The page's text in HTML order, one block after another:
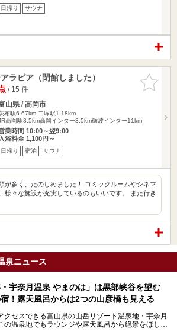
日帰り サウナ
お気に入
りに追加
ラピア（閉館しました）
/ 15 件
山県 / 高岡市
布駅6.67km 二塚駅1.18km
高岡駅3.5km高岡インター3.5km砺波インター11km
業時間 10:00～翌9:00
入浴料金 1,100円～
日帰り 宿泊 サウナ
が多く、たのしめました！ コミックルームやシネマ
様々な施設が充実しているのもいいです。 また行き
泉ニュース
・宇奈月温泉 やまのは」は黒部峡谷を望む
！露天風呂からは2つの山彦橋も見える
クセスできる富山県の山岳リゾート温泉地・宇奈月
の温泉地でもラウンジや露天風呂から絶景をほしい